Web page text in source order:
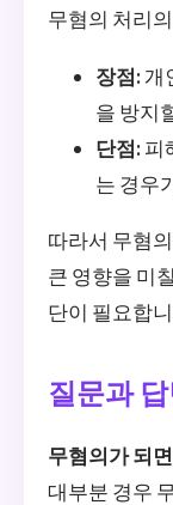
무혐의 처리
장점: 개
을 방지
단점: 피
는 경우
따라서 무혐
큰 영향을 미
단이 필요합
질문과
무혐의가 되
대부분 경우